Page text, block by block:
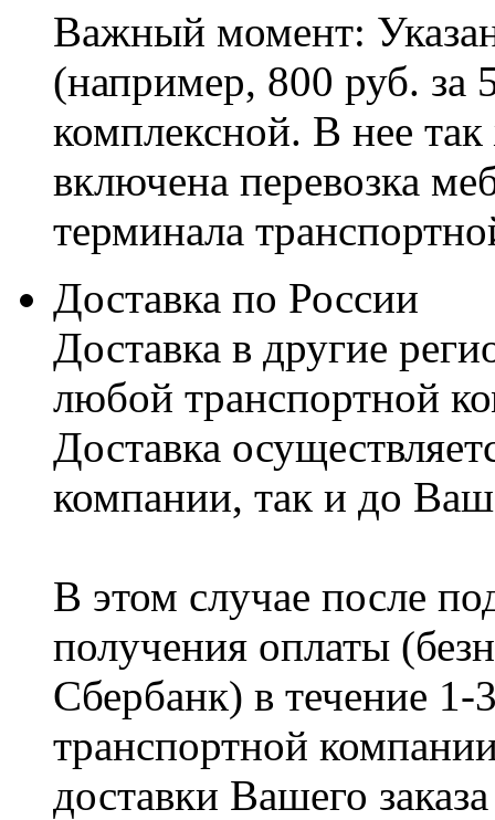
Важный момент:
(например, 800 руб. за
комплексной. В нее
включена перевозка
терминала
Доставка по России
Доставка в другие
любой транспортной
Доставка
компании, так и до
В этом случае после
получения оплаты
Сбербанк) в течение
транспортной
доставки Вашего